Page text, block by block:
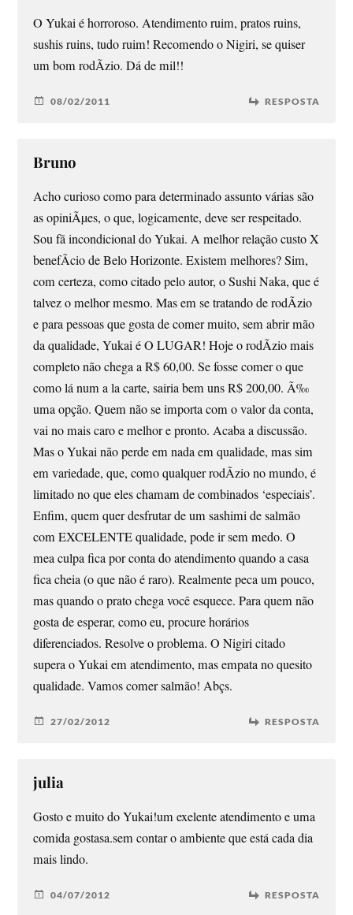
O Yukai é horroroso. Atendimento ruim, pratos ruins,
sushis ruins, tudo ruim! Recomendo o Nigiri, se quiser
um bom rodÃ­zio. Dá de mil!!
08/02/2011 RESPOSTA
Bruno
Acho curioso como para determinado assunto várias são
as opiniÃµes, o que, logicamente, deve ser respeitado.
Sou fã incondicional do Yukai. A melhor relação custo X
benefÃ­cio de Belo Horizonte. Existem melhores? Sim,
com certeza, como citado pelo autor, o Sushi Naka, que é
talvez o melhor mesmo. Mas em se tratando de rodÃ­zio
e para pessoas que gosta de comer muito, sem abrir mão
da qualidade, Yukai é O LUGAR! Hoje o rodÃ­zio mais
completo não chega a R$ 60,00. Se fosse comer o que
como lá num a la carte, sairia bem uns R$ 200,00. Ã‰
uma opção. Quem não se importa com o valor da conta,
vai no mais caro e melhor e pronto. Acaba a discussão.
Mas o Yukai não perde em nada em qualidade, mas sim
em variedade, que, como qualquer rodÃ­zio no mundo, é
limitado no que eles chamam de combinados ‘especiais’.
Enfim, quem quer desfrutar de um sashimi de salmão
com EXCELENTE qualidade, pode ir sem medo. O
mea culpa fica por conta do atendimento quando a casa
fica cheia (o que não é raro). Realmente peca um pouco,
mas quando o prato chega você esquece. Para quem não
gosta de esperar, como eu, procure horários
diferenciados. Resolve o problema. O Nigiri citado
supera o Yukai em atendimento, mas empata no quesito
qualidade. Vamos comer salmão! Abçs.
27/02/2012 RESPOSTA
julia
Gosto e muito do Yukai!um exelente atendimento e uma
comida gostasa.sem contar o ambiente que está cada dia
mais lindo.
04/07/2012 RESPOSTA